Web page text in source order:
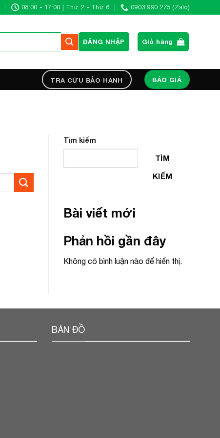
08:00 - 17:00 | Thứ 2 - Thứ 6 0903 990 275 (Zalo)
ĐĂNG NHẬP Giỏ hàng
TRA CỨU BẢO HÀNH BÁO GIÁ
Tìm kiếm
TÌM
KIẾM
Bài viết mới
Phản hồi gần đây
Không có bình luận nào để hiển thị.
BẢN ĐỒ